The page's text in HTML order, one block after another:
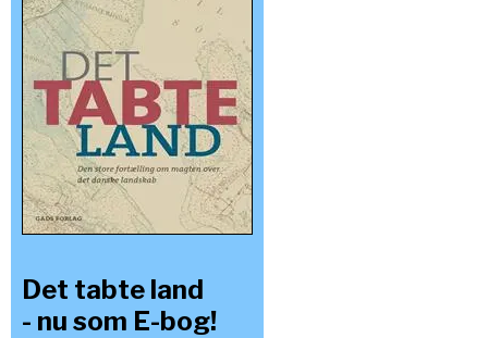
Det tabte land
- nu som E-bog!